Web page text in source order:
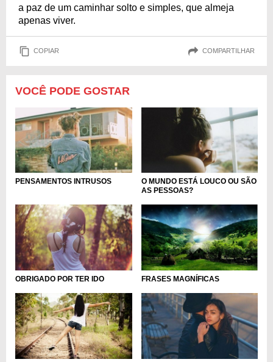
a paz de um caminhar solto e simples, que almeja
apenas viver.
COPIAR COMPARTILHAR
VOCÊ PODE GOSTAR
PENSAMENTOS INTRUSOS
O MUNDO ESTÁ LOUCO OU SÃO
AS PESSOAS?
OBRIGADO POR TER IDO FRASES MAGNÍFICAS